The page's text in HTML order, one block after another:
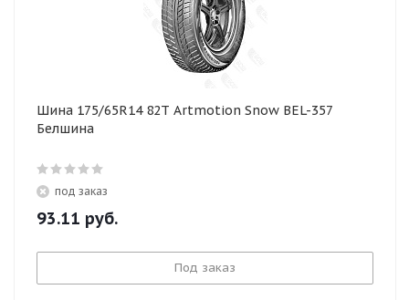
Шина 175/65R14 82T Artmotion Snow BEL-357
Белшина
под заказ
93.11 руб.
Под заказ